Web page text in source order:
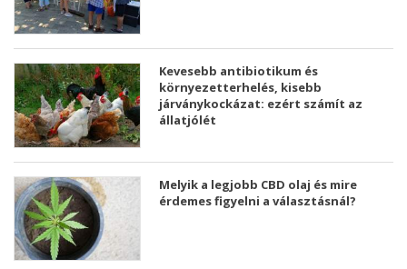
Kevesebb antibiotikum és
környezetterhelés, kisebb
járványkockázat: ezért számít az
állatjólét
Melyik a legjobb CBD olaj és mire
érdemes figyelni a választásnál?